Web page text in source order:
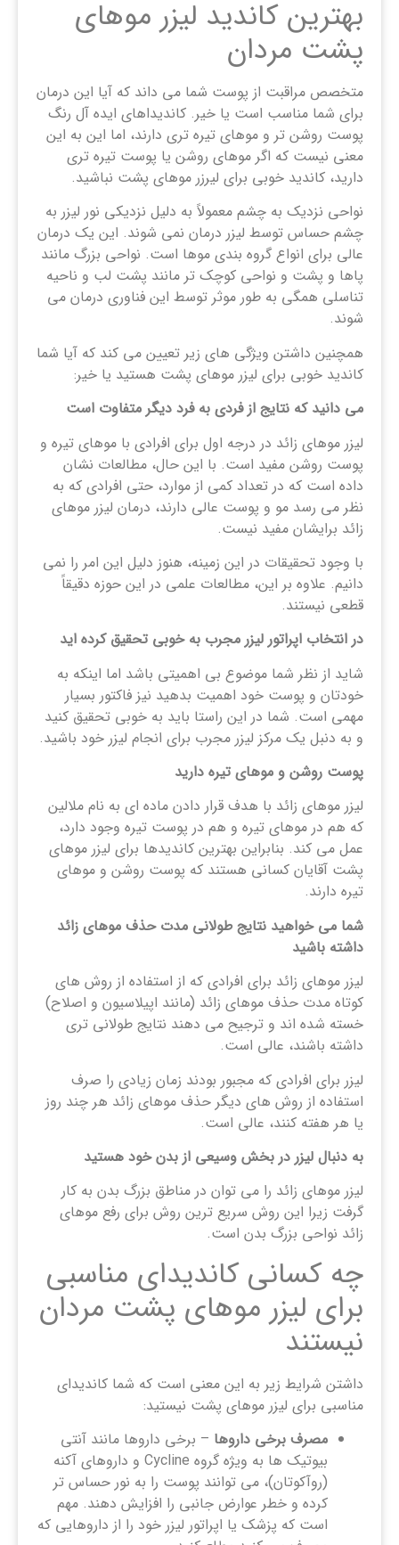
بهترین کاندید لیزر موهای
پشت مردان
متخصص مراقبت از پوست شما می ‌داند که آیا این درمان
برای شما مناسب است یا خیر. کاندیداهای ایده آل رنگ
پوست روشن تر و موهای تیره تری دارند، اما این به این
معنی نیست که اگر موهای روشن یا پوست تیره تری
دارید، کاندید خوبی برای لیرزر موهای پشت نباشید.
نواحی نزدیک به چشم معمولاً به دلیل نزدیکی نور لیزر به
چشم حساس توسط لیزر درمان نمی شوند. این یک درمان
عالی برای انواع گروه بندی موها است. نواحی بزرگ مانند
پاها و پشت و نواحی کوچک تر مانند پشت لب و ناحیه
تناسلی همگی به طور موثر توسط این فناوری درمان می
شوند.
همچنین داشتن ویژگی های زیر تعیین می کند که آیا شما
کاندید خوبی برای لیزر موهای پشت هستید یا خیر:
می دانید که نتایج از فردی به فرد دیگر متفاوت است
لیزر موهای زائد در درجه اول برای افرادی با موهای تیره و
پوست روشن مفید است. با این حال، مطالعات نشان
داده است که در تعداد کمی از موارد، حتی افرادی که به
نظر می رسد مو و پوست عالی دارند، درمان لیزر موهای
زائد برایشان مفید نیست.
با وجود تحقیقات در این زمینه، هنوز دلیل این امر را نمی
دانیم. علاوه بر این، مطالعات علمی در این حوزه دقیقاً
قطعی نیستند.
در انتخاب اپراتور لیزر مجرب به خوبی تحقیق کرده اید
شاید از نظر شما موضوع بی اهمیتی باشد اما اینکه به
خودتان و پوست خود اهمیت بدهید نیز فاکتور بسیار
مهمی است. شما در این راستا باید به خوبی تحقیق کنید
و به دنبل یک مرکز لیزر مجرب برای انجام لیزر خود باشید.
پوست روشن و موهای تیره دارید
لیزر موهای زائد با هدف قرار دادن ماده ای به نام ملالین
که هم در موهای تیره و هم در پوست تیره وجود دارد،
عمل می کند. بنابراین بهترین کاندیدها برای لیزر موهای
پشت آقایان کسانی هستند که پوست روشن و موهای
تیره دارند.
شما می خواهید نتایج طولانی مدت حذف موهای زائد
داشته باشید
لیزر موهای زائد برای افرادی که از استفاده از روش‌ های
کوتاه‌ مدت حذف موهای زائد (مانند اپیلاسیون و اصلاح)
خسته شده‌ اند و ترجیح می‌ دهند نتایج طولانی ‌تری
داشته باشند، عالی است.
لیزر برای افرادی که مجبور بودند زمان زیادی را صرف
استفاده از روش ‌های دیگر حذف موهای زائد هر چند روز
یا هر هفته کنند، عالی است.
به دنبال لیزر در بخش وسیعی از بدن خود هستید
لیزر موهای زائد را می توان در مناطق بزرگ بدن به کار
گرفت زیرا این روش سریع ترین روش برای رفع موهای
زائد نواحی بزرگ بدن است.
چه کسانی کاندیدای مناسبی
برای لیزر موهای پشت مردان
نیستند
داشتن شرایط زیر به این معنی است که شما کاندیدای
مناسبی برای لیزر موهای پشت نیستید:
مصرف برخی داروها – برخی داروها مانند آنتی
بیوتیک ها به ویژه گروه Cycline و داروهای آکنه
(روآکوتان)، می توانند پوست را به نور حساس تر
کرده و خطر عوارض جانبی را افزایش دهند. مهم
است که پزشک یا اپراتور لیزر خود را از داروهایی که